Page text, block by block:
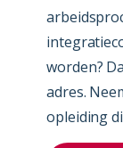
worden?
adres.
opleiding